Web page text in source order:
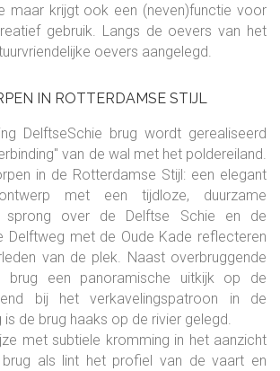
maar krijgt ook een (neven)functie voor
gebruik. Langs de oevers van het
oevers aangelegd.
IN ROTTERDAMSE STIJL
DelftseSchie brug wordt gerealiseerd
van de wal met het poldereiland.
in de Rotterdamse Stijl: een elegant
met een tijdloze, duurzame
sprong over de Delftse Schie en de
Delftweg met de Oude Kade reflecteren
van de plek. Naast overbruggende
brug een panoramische uitkijk op de
bij het verkavelingspatroon in de
de brug haaks op de rivier gelegd.
met subtiele kromming in het aanzicht
als lint het profiel van de vaart en